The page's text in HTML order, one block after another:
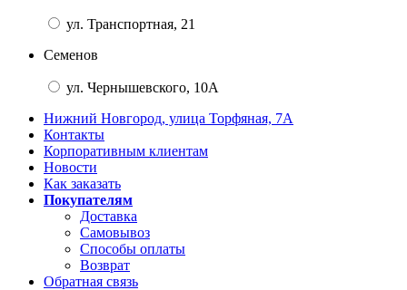
ул. Транспортная, 21
Семенов
ул. Чернышевского, 10А
Нижний Новгород, улица Торфяная, 7А
Контакты
Корпоративным клиентам
Новости
Как заказать
Покупателям
Доставка
Самовывоз
Способы оплаты
Возврат
Обратная связь